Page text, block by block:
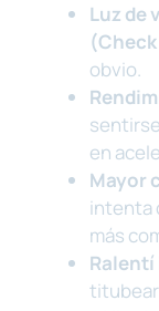
Luz de
obvio.
en
Mayor
intenta
más